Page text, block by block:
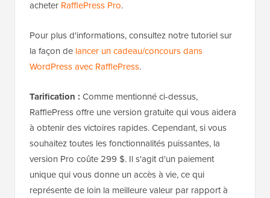
acheter RafflePress Pro.
Pour plus d'informations, consultez notre tutoriel sur
la façon de lancer un cadeau/concours dans
WordPress avec RafflePress.
Tarification : Comme mentionné ci-dessus,
RafflePress offre une version gratuite qui vous aidera
à obtenir des victoires rapides. Cependant, si vous
souhaitez toutes les fonctionnalités puissantes, la
version Pro coûte 299 $. Il s'agit d'un paiement
unique qui vous donne un accès à vie, ce qui
représente de loin la meilleure valeur par rapport à